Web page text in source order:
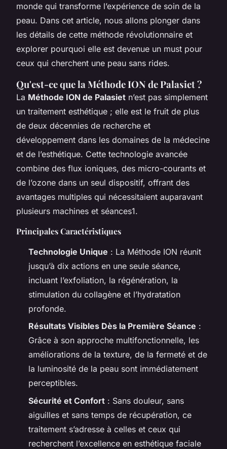
monde qui transforme l’expérience de soin de la
peau. Dans cet article, nous allons plonger dans
les détails de cette méthode révolutionnaire et
explorer pourquoi elle est devenue un must pour
ceux qui cherchent une peau sans rides.
Qu'est-ce que la Méthode ION de Palasiet ?
La Méthode ION de Palasiet n’est pas simplement
un traitement esthétique ; elle est le fruit de plus
de deux décennies de recherche et
développement dans les domaines de la médecine
et de l’esthétique. Cette technologie avancée
combine des flux ioniques, des micro-courants et
de l’ozone dans un seul dispositif, offrant des
avantages multiples qui nécessitaient auparavant
plusieurs machines et séances1.
Principales Caractéristiques
Technologie Unique : La Méthode ION réunit
jusqu’à dix actions en une seule séance,
incluant l’exfoliation, la régénération, la
stimulation du collagène et l’hydratation
profonde.
Résultats Visibles Dès la Première Séance :
Grâce à son approche multifonctionnelle, les
améliorations de la texture, de la fermeté et de
la luminosité de la peau sont immédiatement
perceptibles.
Sécurité et Confort : Sans douleur, sans
aiguilles et sans temps de récupération, ce
traitement s’adresse à celles et ceux qui
recherchent l’excellence en esthétique faciale